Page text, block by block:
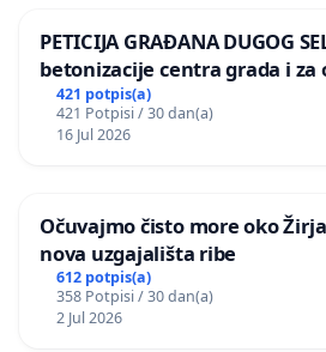
PETICIJA GRAĐANA DUGOG
betonizacije centra grada i za
postojećih zelenih površina i
donošenju izmjena
421 potpis(a)
421 Potpisi / 30 dan(a)
16 Jul 2026
Očuvajmo čisto more oko
nova uzgajališta ribe
612 potpis(a)
358 Potpisi / 30 dan(a)
2 Jul 2026